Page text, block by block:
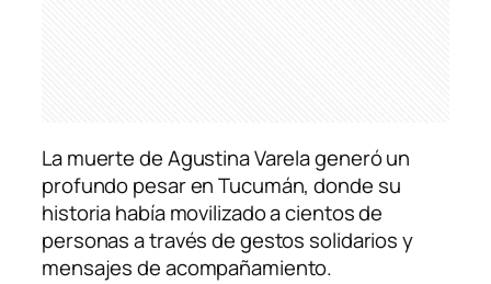
La muerte de Agustina Varela generó un
profundo pesar en Tucumán, donde su
historia había movilizado a cientos de
personas a través de gestos solidarios y
mensajes de acompañamiento.